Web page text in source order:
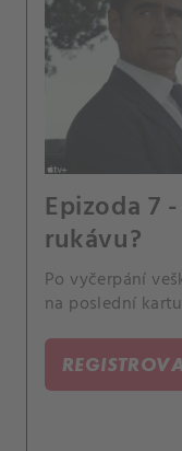
Epizoda 7
rukávu?
Po vyčerpání
na poslední